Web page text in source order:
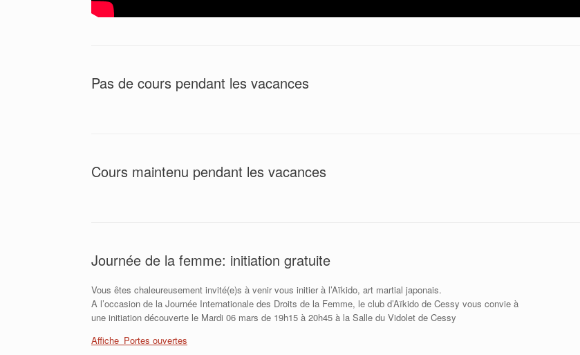
Pas de cours pendant les vacances
Cours maintenu pendant les vacances
Journée de la femme: initiation gratuite
Vous êtes chaleureusement invité(e)s à venir vous initier à l’Aïkido, art martial japonais.
A l’occasion de la Journée Internationale des Droits de la Femme, le club d’Aïkido de Cessy vous convie à
une initiation découverte le Mardi 06 mars de 19h15 à 20h45 à la Salle du Vidolet de Cessy
Affiche_Portes ouvertes